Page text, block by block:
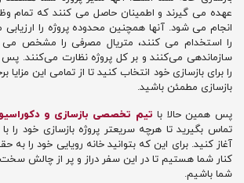
عهده می گیرند و اطمینان حاصل می کنند که تمام
انجام می شود. آنها همچنین محدوده پروژه را
را استخدام می‌ کنند، متریال مصرفی را مشخص می‌
سازماندهی می‌کنند و بر کل پروژه نظارت می‌کنند.
را برای بازسازی خود انتخاب کنید تا از تمامی این مزایا
بازسازی مطمئن باشید.
پس همین حالا با تیم تخصصی بازسازی و
تماس بگیرید تا هرچه سریعتر پروژه بازسازی خود را
آغاز کنید. برای این که بتوانید خانه رویایی خود را به
کنار شما هستیم تا در این سفر دراز و پر از چالش سخت
شما باشیم.